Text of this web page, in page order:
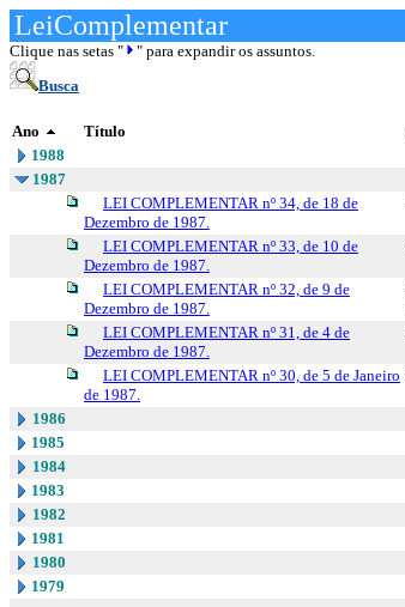
LeiComplementar
Clique nas setas "
" para expandir os assuntos.
Busca
Ano Título
1988
1987
LEI COMPLEMENTAR nº 34, de 18 de
Dezembro de 1987.
LEI COMPLEMENTAR nº 33, de 10 de
Dezembro de 1987.
LEI COMPLEMENTAR nº 32, de 9 de
Dezembro de 1987.
LEI COMPLEMENTAR nº 31, de 4 de
Dezembro de 1987.
LEI COMPLEMENTAR nº 30, de 5 de Janeiro
de 1987.
1986
1985
1984
1983
1982
1981
1980
1979